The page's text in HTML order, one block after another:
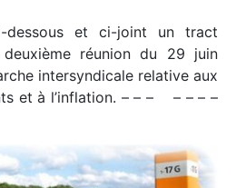
dessous et ci-joint un tract
réunion du 29 juin
intersyndicale relative aux
et à l’inflation. – – – – – – –